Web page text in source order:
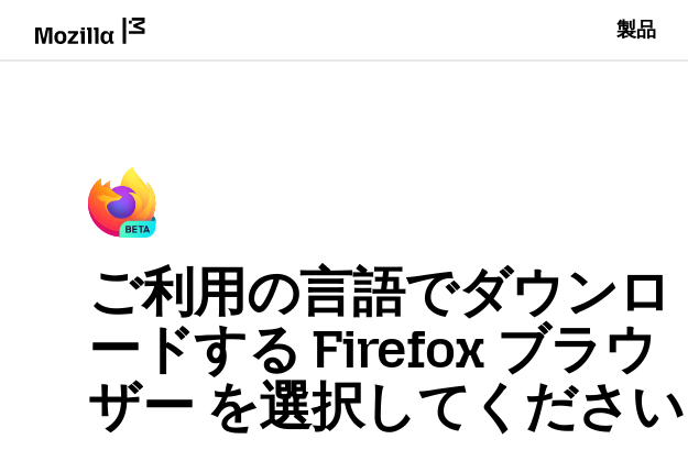
製品
ご利用の言語でダウンロ
ードする Firefox ブラウ
ザー を選択してください